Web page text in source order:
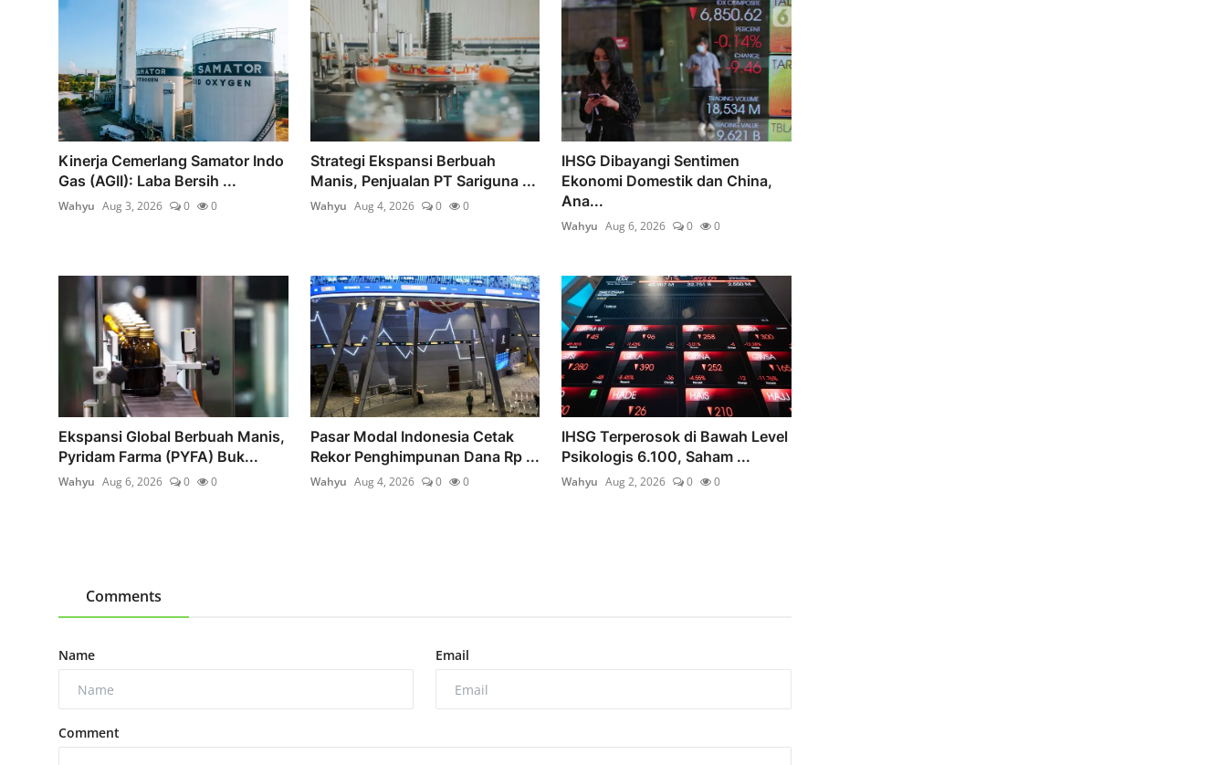
Kinerja Cemerlang Samator Indo
Gas (AGII): Laba Bersih ...
Wahyu Aug 3, 2026 0 0
Strategi Ekspansi Berbuah
Manis, Penjualan PT Sariguna ...
Wahyu Aug 4, 2026 0 0
IHSG Dibayangi Sentimen
Ekonomi Domestik dan China,
Ana...
Wahyu Aug 6, 2026 0 0
Ekspansi Global Berbuah Manis,
Pyridam Farma (PYFA) Buk...
Wahyu Aug 6, 2026 0 0
Pasar Modal Indonesia Cetak
Rekor Penghimpunan Dana Rp ...
Wahyu Aug 4, 2026 0 0
IHSG Terperosok di Bawah Level
Psikologis 6.100, Saham ...
Wahyu Aug 2, 2026 0 0
Comments
Name Email
Comment